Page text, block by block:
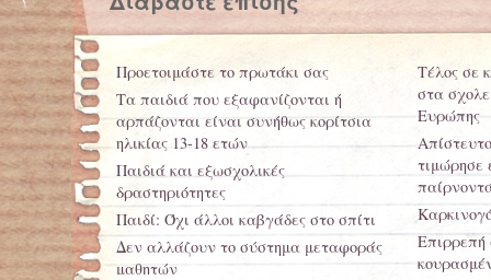
Προετοιμάστε το πρωτάκι σας
Τα παιδιά που εξαφανίζονται ή
αρπάζονται είναι συνήθως κορίτσια
ηλικίας 13-18 ετών
Παιδιά και εξωσχολικές
δραστηριότητες
Παιδί: Όχι άλλοι καβγάδες στο σπίτι
Δεν αλλάζουν το σύστημα μεταφοράς
μαθητών
Τέλος σε
στα
Ευρώπης
τιμώρησε
Επιρρεπή